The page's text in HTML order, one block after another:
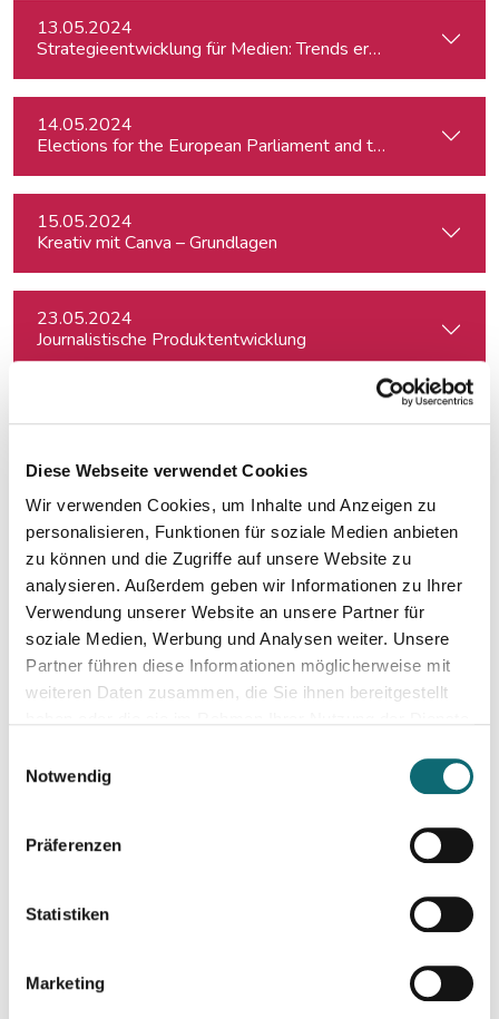
Diese Webseite verwendet Cookies
Wir verwenden Cookies, um Inhalte und Anzeigen zu
personalisieren, Funktionen für soziale Medien anbieten
zu können und die Zugriffe auf unsere Website zu
analysieren. Außerdem geben wir Informationen zu Ihrer
Verwendung unserer Website an unsere Partner für
soziale Medien, Werbung und Analysen weiter. Unsere
Partner führen diese Informationen möglicherweise mit
weiteren Daten zusammen, die Sie ihnen bereitgestellt
Notwendig
Präferenzen
Statistiken
Marketing
13.05.2024
Strategieentwicklung für Medien: Trends erkennen &
14.05.2024
15.05.2024
Kreativ mit Canva – Grundlagen
23.05.2024
Journalistische Produktentwicklung
24.05.2024
Schnitt und Sound Design für Podcasts
04.06.2024
Investigativer Journalismus
04.06.2024
Konstruktiver Klimajournalismus – so geht's!
17.06.2024